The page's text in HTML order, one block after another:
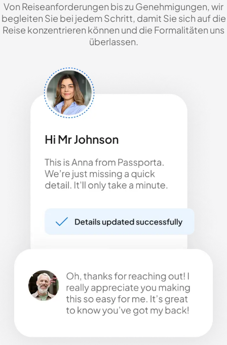
Von Reiseanforderungen bis zu Genehmigungen, wir
begleiten Sie bei jedem Schritt, damit Sie sich auf die
Reise konzentrieren können und die Formalitäten uns
überlassen.